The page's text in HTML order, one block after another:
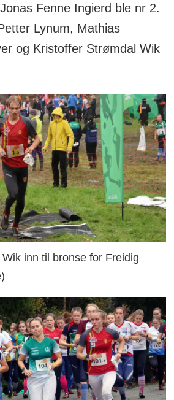
Fenne Ingierd ble nr 2.
Lynum, Mathias
og Kristoffer Strømdal Wik
inn til bronse for Freidig